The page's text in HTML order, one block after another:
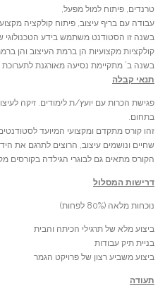
טרנדים, פיתוח למול מפעל,
עבודה עם בריף עיצוב, פיתוח קולקציה
בשנה זו הסטודנט משתמש בידע
קולקציות מקצועיות הן ברמת העיצוב והן
בשנה ב’ מתקיימת נסיעה מאורגנת לתערוכת
תנאי קבלה
פגישת הכרות עם יועץ/ת לימודים. זיקה
בתחום.
זהו קורס מתקדם ומקצועי המיועד
שחיים ונושמים עיצוב, הרוצים לתרגם את
הקורס מתאים גם לבוגרי הגילדה בקורסים
דרישות המסלול
נוכחות מלאה (80% לפחות)
ביצוע מלא של תרגילי הכיתה והבית
בניית תיק עבודות
ביצוע משביע רצון של פרויקט הגמר
תעודה